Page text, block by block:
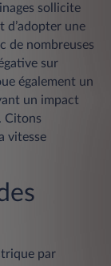
sollicite
d’adopter une
de nombreuses
sur
également un
un impact
Citons
vitesse
par